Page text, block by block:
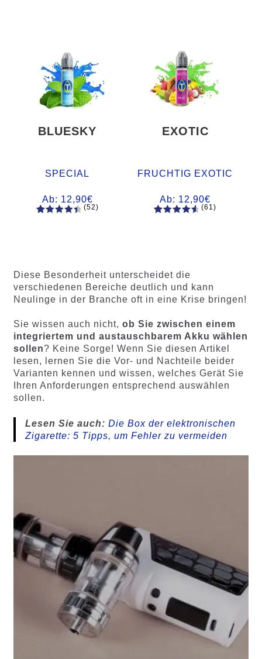
BLUESKY
SPECIAL
Ab: 12,90€
d auf
Kundenb
ewertung
(52)
EXOTIC
FRUCHTIG EXOTIC
Ab: 12,90€
auf
Kundenb
ewertung
(61)
Diese Besonderheit unterscheidet die
verschiedenen Bereiche deutlich und kann
Neulinge in der Branche oft in eine Krise bringen!
Sie wissen auch nicht, ob Sie zwischen einem
integriertem und austauschbarem Akku wählen
sollen? Keine Sorge! Wenn Sie diesen Artikel
lesen, lernen Sie die Vor- und Nachteile beider
Varianten kennen und wissen, welches Gerät Sie
Ihren Anforderungen entsprechend auswählen
sollen.
Lesen Sie auch: Die Box der elektronischen
Zigarette: 5 Tipps, um Fehler zu vermeiden